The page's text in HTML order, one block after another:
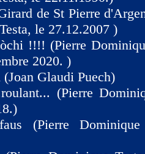
de St Pierre
le 27.12.2007 )
!!!! (Pierre
2020. )
(Joan Glaudi Puech)
(Pierre
(Pierre